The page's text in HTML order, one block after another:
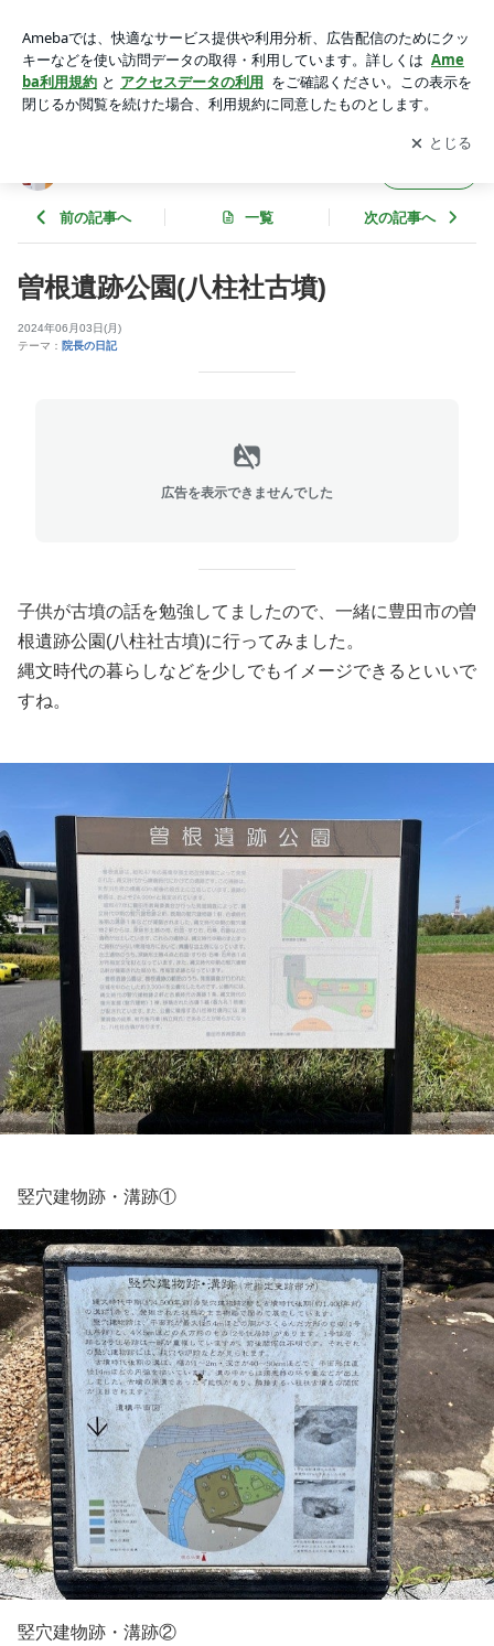
アプリをダウンロードして ブログの更新通知
を受け取りまし
ょう。
開く
前の記事へ 一覧 次の記事へ
曽根遺跡公園(八柱社古墳)
2024年06月03日(月)
テーマ： 院長の日記
広告を表示できませんでした
子供が古墳の話を勉強してましたので、一緒に豊田市の曽
根遺跡公園(八柱社古墳)に行ってみました。
縄文時代の暮らしなどを少しでもイメージできるといいで
すね。
竪穴建物跡・溝跡①
竪穴建物跡・溝跡②